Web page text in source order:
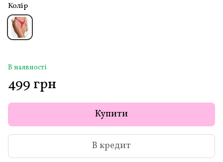
Колір
В наявності
499 грн
Купити
В кредит